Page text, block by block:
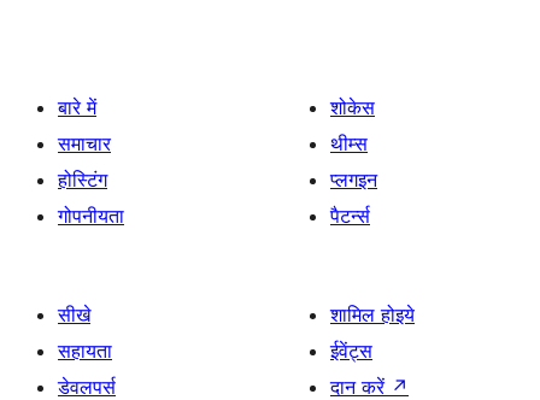
बारे में
समाचार
होस्टिंग
गोपनीयता
शोकेस
थीम्स
प्लगइन
पैटर्न्स
सीखे
सहायता
डेवलपर्स
शामिल होइये
ईवेंट्स
दान करें ↗